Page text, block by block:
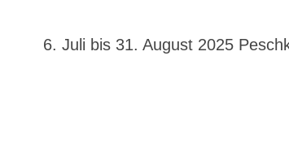
6. Juli bis 31. August 2025